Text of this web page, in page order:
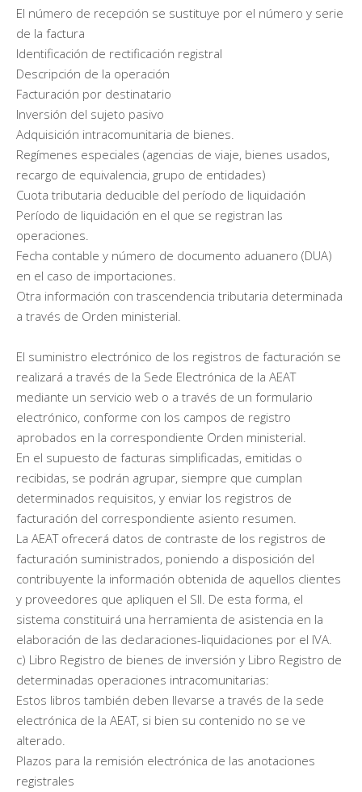
El número de recepción se sustituye por el número y serie
de la factura
Identificación de rectificación registral
Descripción de la operación
Facturación por destinatario
Inversión del sujeto pasivo
Adquisición intracomunitaria de bienes.
Regímenes especiales (agencias de viaje, bienes usados,
recargo de equivalencia, grupo de entidades)
Cuota tributaria deducible del período de liquidación
Período de liquidación en el que se registran las
operaciones.
Fecha contable y número de documento aduanero (DUA)
en el caso de importaciones.
Otra información con trascendencia tributaria determinada
a través de Orden ministerial.
El suministro electrónico de los registros de facturación se
realizará a través de la Sede Electrónica de la AEAT
mediante un servicio web o a través de un formulario
electrónico, conforme con los campos de registro
aprobados en la correspondiente Orden ministerial.
En el supuesto de facturas simplificadas, emitidas o
recibidas, se podrán agrupar, siempre que cumplan
determinados requisitos, y enviar los registros de
facturación del correspondiente asiento resumen.
La AEAT ofrecerá datos de contraste de los registros de
facturación suministrados, poniendo a disposición del
contribuyente la información obtenida de aquellos clientes
y proveedores que apliquen el SII. De esta forma, el
sistema constituirá una herramienta de asistencia en la
elaboración de las declaraciones-liquidaciones por el IVA.
c) Libro Registro de bienes de inversión y Libro Registro de
determinadas operaciones intracomunitarias:
Estos libros también deben llevarse a través de la sede
electrónica de la AEAT, si bien su contenido no se ve
alterado.
Plazos para la remisión electrónica de las anotaciones
registrales